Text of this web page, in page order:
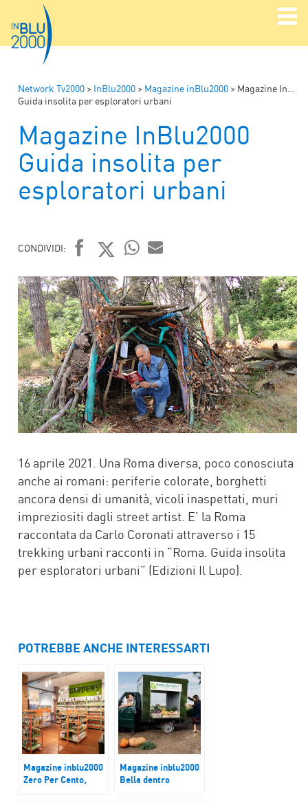
Network Tv2000 > InBlu2000 > Magazine inBlu2000 > Magazine InBlu2000
Guida insolita per esploratori urbani
Magazine InBlu2000
Guida insolita per
esploratori urbani
CONDIVIDI:
FACEBOOK
TWITTER
WHATSAPP
MAIL
16 aprile 2021. Una Roma diversa, poco conosciuta
anche ai romani: periferie colorate, borghetti
ancora densi di umanità, vicoli inaspettati, muri
impreziositi dagli street artist. E’ la Roma
raccontata da Carlo Coronati attraverso i 15
trekking urbani racconti in “Roma. Guida insolita
per esploratori urbani” (Edizioni Il Lupo).
POTREBBE ANCHE INTERESSARTI
Magazine inblu2000
Zero Per Cento,
Magazine inblu2000
Bella dentro